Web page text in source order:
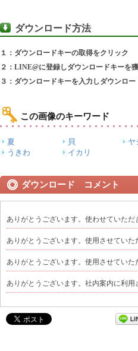
ダウンロード方法
１：ダウンロードキーの取得をクリック
２：LINE@に登録しダウンロードキーを
３：ダウンロードキーを入力しダウンロ
この画像のキーワード
夏 貝 ヤ
うきわ
イカリ
ダウンロード コメント
ありがとうございます。使わせていただ
ありがとうございます。使用させていた
ありがとうございます。使用させていた
ありがとうございます。社内案内に利用